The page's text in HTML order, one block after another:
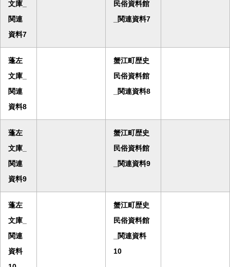
文庫_
関連
資料7
民俗資料館
_関連資料7
蓬左
文庫_
関連
資料8
蟹江町歴史
民俗資料館
_関連資料8
蓬左
文庫_
関連
資料9
蟹江町歴史
民俗資料館
_関連資料9
蓬左
文庫_
関連
資料
蟹江町歴史
民俗資料館
_関連資料
10